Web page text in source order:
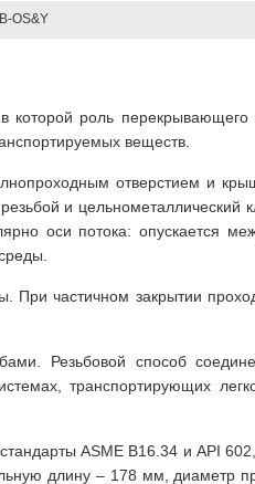
OS&Y
роль перекрывающего
веществ.
отверстием и
и цельнометаллический
оси потока: опускается
частичном закрытии
Резьбовой способ
транспортирующих
ASME B16.34 и API
длину – 178 мм, диаметр